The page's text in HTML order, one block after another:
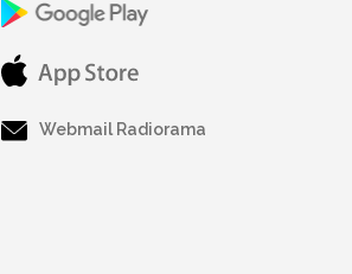
Webmail Radiorama